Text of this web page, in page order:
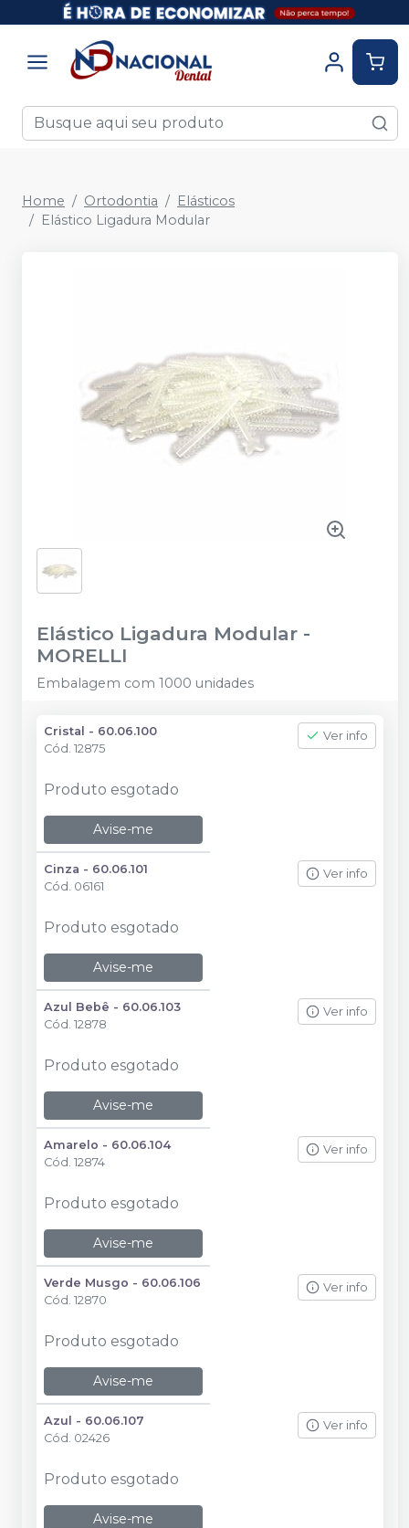
Home Ortodontia
Elásticos
Elástico Ligadura Modular
Elástico Ligadura Modular -
MORELLI
Embalagem com 1000 unidades
Cristal - 60.06.100
Cód. 12875
Ver info
Produto esgotado
Avise-me
Cinza - 60.06.101
Cód. 06161
Ver info
Produto esgotado
Avise-me
Azul Bebê - 60.06.103
Cód. 12878
Ver info
Produto esgotado
Avise-me
Amarelo - 60.06.104
Cód. 12874
Ver info
Produto esgotado
Avise-me
Verde Musgo - 60.06.106
Cód. 12870
Ver info
Produto esgotado
Avise-me
Azul - 60.06.107
Cód. 02426
Ver info
Produto esgotado
Avise-me